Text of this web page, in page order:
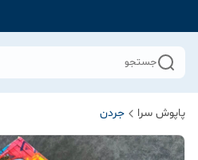
جستجو
پاپوش سرا جردن